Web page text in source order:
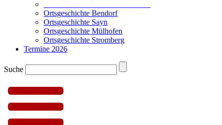
Ortsgeschichte Bendorf
Ortsgeschichte Sayn
Ortsgeschichte Mülhofen
Ortsgeschichte Stromberg
Termine 2026
Suche